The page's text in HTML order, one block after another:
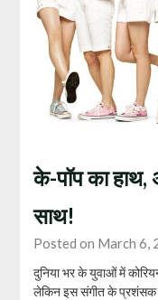
के-पॉप का हाथ,
साथ!
Posted on March 6,
दुनिया भर के युवाओं में
लेकिन इस संगीत के प्रशंसक